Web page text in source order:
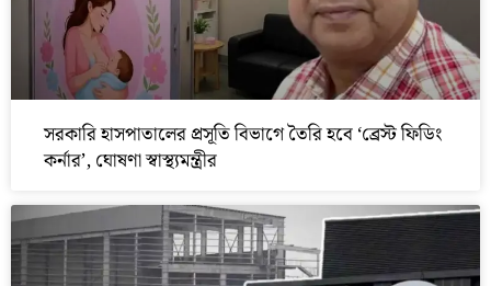
সরকারি হাসপাতালের প্রসূতি বিভাগে তৈরি হবে ‘ব্রেস্ট ফিডিং
কর্নার’, ঘোষণা স্বাস্থ্যমন্ত্রীর